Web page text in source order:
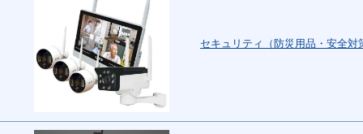
セキュリティ（防災用品・安全